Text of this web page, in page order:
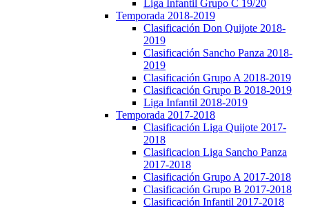
Liga Infantil Grupo C 19/20
Temporada 2018-2019
Clasificación Don Quijote 2018-
2019
Clasificación Sancho Panza 2018-
2019
Clasificación Grupo A 2018-2019
Clasificación Grupo B 2018-2019
Liga Infantil 2018-2019
Temporada 2017-2018
Clasificación Liga Quijote 2017-
2018
Clasificacion Liga Sancho Panza
2017-2018
Clasificación Grupo A 2017-2018
Clasificación Grupo B 2017-2018
Clasificación Infantil 2017-2018